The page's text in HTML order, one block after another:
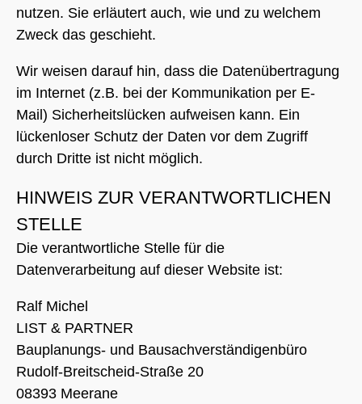
nutzen. Sie erläutert auch, wie und zu welchem
Zweck das geschieht.
Wir weisen darauf hin, dass die Datenübertragung
im Internet (z.B. bei der Kommunikation per E-
Mail) Sicherheitslücken aufweisen kann. Ein
lückenloser Schutz der Daten vor dem Zugriff
durch Dritte ist nicht möglich.
HINWEIS ZUR VERANTWORTLICHEN
STELLE
Die verantwortliche Stelle für die
Datenverarbeitung auf dieser Website ist:
Ralf Michel
LIST & PARTNER
Bauplanungs- und Bausachverständigenbüro
Rudolf-Breitscheid-Straße 20
08393 Meerane